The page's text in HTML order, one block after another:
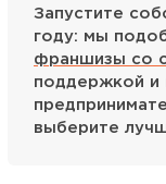
Запустите
году: мы
франшизы со
поддержкой и
выберите